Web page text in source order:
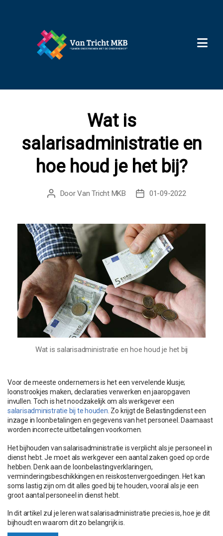
Wat is
salarisadministratie en
hoe houd je het bij?
Berichtauteur
DoorVan Tricht MKB Berichtdatum
01-09-2022
Wat is salarisadministratie en hoe houd je het bij
Voor de meeste ondernemers is het een vervelende klusje;
loonstrookjes maken, declaraties verwerken en jaaropgaven
invullen. Toch is het noodzakelijk om als werkgever een
salarisadministratie bij te houden . Zo krijgt de Belastingdienst een
inzage in loonbetalingen en gegevens van het personeel. Daarnaast
worden incorrecte uitbetalingen voorkomen.
Het bijhouden van salarisadministratie is verplicht als je personeel in
dienst hebt. Je moet als werkgever een aantal zaken goed op orde
hebben. Denk aan de loonbelastingverklaringen,
verminderingsbeschikkingen en reiskostenvergoedingen. Het kan
soms lastig zijn om dit alles goed bij te houden, vooral als je een
groot aantal personeel in dienst hebt.
In dit artikel zul je leren wat salarisadministratie precies is, hoe je dit
bijhoudt en waarom dit zo belangrijk is.